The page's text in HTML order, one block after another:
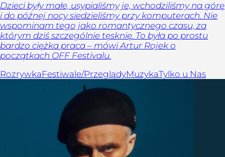
Dzieci były małe, usypialiśmy je, wchodziliśmy na górę
i do późnej nocy siedzieliśmy przy komputerach. Nie
wspominam tego jako romantycznego czasu, za
którym dziś szczególnie tęsknię. To była po prostu
bardzo ciężka praca – mówi Artur Rojek o
początkach OFF Festivalu.
RozrywkaFestiwale/PrzeglądyMuzykaTylko u Nas